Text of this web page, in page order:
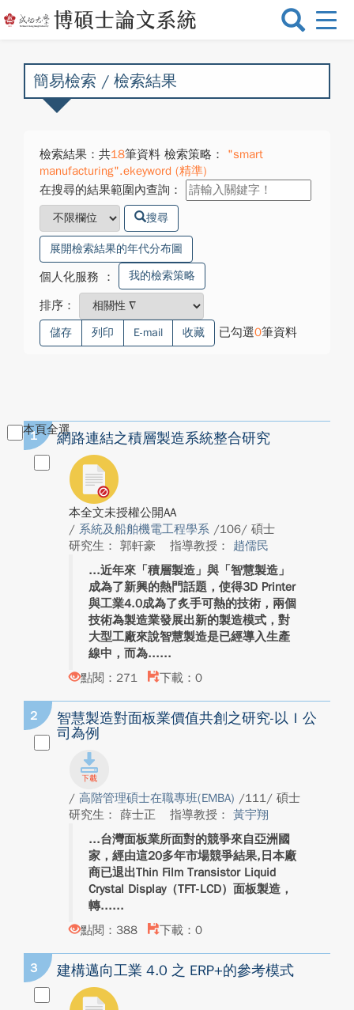
選
換
簡易檢索 / 檢索結果
檢索結果：共18筆資料 檢索策略：
"smart
manufacturing".ekeyword (精準)
在搜尋的結果範圍內查詢：
搜尋
展開檢索結果的年代分布圖
個人化服務 ： 我的檢索策略
排序：
儲存 列印 E-mail 收藏 已勾選0筆資料
本頁全選
1 網路連結之積層製造系統整合研究
本全文未授權公開AA
/ 系統及船舶機電工程學系 /106/ 碩士
研究生： 郭軒豪
指導教授： 趙儒民
近年來「積層製造」與「智慧製造」
成為了新興的熱門話題，使得3D Printer
與工業4.0成為了炙手可熱的技術，兩個
技術為製造業發展出新的製造模式，對
大型工廠來說智慧製造是已經導入生產
線中，而為...
點閱：271
下載：0
2
智慧製造對面板業價值共創之研究-以Ｉ公
司為例
/ 高階管理碩士在職專班(EMBA) /111/ 碩士
研究生： 薛士正
指導教授： 黃宇翔
台灣面板業所面對的競爭來自亞洲國
家，經由這20多年市場競爭結果,日本廠
商已退出Thin Film Transistor Liquid
Crystal Display（TFT-LCD）面板製造，
轉...
點閱：388
下載：0
3 建構邁向工業 4.0 之 ERP+的參考模式